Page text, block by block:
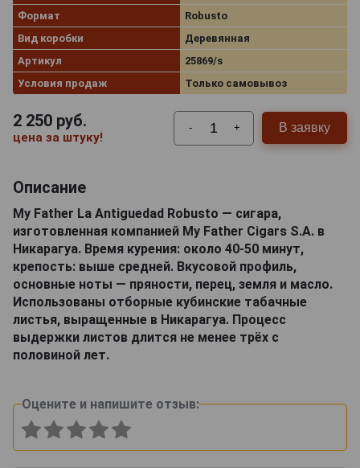
Формат
Robusto
Вид коробки
Деревянная
Артикул
25869/s
Условия продаж
Только самовывоз
2 250 руб.
цена за штуку!
- + В заявку
Описание
My Father La Antiguedad Robusto — сигара,
изготовленная компанией My Father Cigars S.A. в
Никарагуа. Время курения: около 40-50 минут,
крепость: выше средней. Вкусовой профиль,
основные ноты — пряности, перец, земля и масло.
Использованы отборные кубинские табачные
листья, выращенные в Никарагуа. Процесс
выдержки листов длится не менее трёх с
половиной лет.
Оцените и напишите отзыв: